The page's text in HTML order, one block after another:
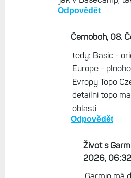
Odpovědět
Černoboh, 08.
tedy: Basic -
Europe -
Evropy Topo
detailní topo
oblasti
Odpovědět
Život s
2026, 06:32